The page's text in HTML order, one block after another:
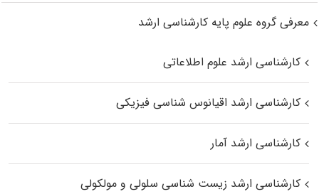
معرفی گروه علوم پایه کارشناسی ارشد
کارشناسی ارشد علوم اطلاعاتی
کارشناسی ارشد اقیانوس‌ شناسی فیزیکی
کارشناسی ارشد آمار
کارشناسی ارشد زیست شناسی سلولی و مولکولی